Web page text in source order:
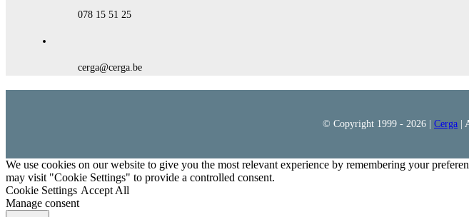
078 15 51 25
cerga@cerga.be
© Copyright 1999 - 2026 | Cerga |
We use cookies on our website to give you the most relevant experience by remembering your
may visit "Cookie Settings" to provide a controlled consent.
Cookie Settings Accept All
Manage consent